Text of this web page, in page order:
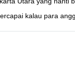
kalau para